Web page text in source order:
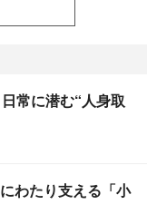
常に潜む“人身取
わたり支える「小